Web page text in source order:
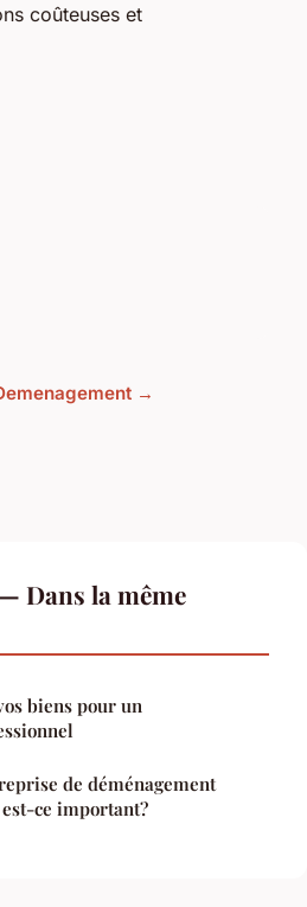
coûteuses et
→
Dans la même
biens pour un
de déménagement
ce important?